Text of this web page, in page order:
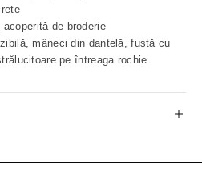
de broderie
mâneci din dantelă, fustă cu
pe întreaga rochie